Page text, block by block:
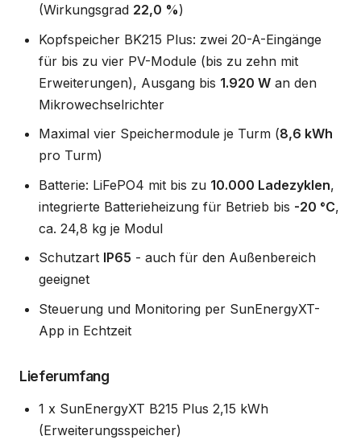
(Wirkungsgrad 22,0 %)
Kopfspeicher BK215 Plus: zwei 20-A-Eingänge
für bis zu vier PV-Module (bis zu zehn mit
Erweiterungen), Ausgang bis 1.920 W an den
Mikrowechselrichter
Maximal vier Speichermodule je Turm (8,6 kWh
pro Turm)
Batterie: LiFePO4 mit bis zu 10.000 Ladezyklen,
integrierte Batterieheizung für Betrieb bis -20 °C,
ca. 24,8 kg je Modul
Schutzart IP65 - auch für den Außenbereich
geeignet
Steuerung und Monitoring per SunEnergyXT-
App in Echtzeit
Lieferumfang
1 x SunEnergyXT B215 Plus 2,15 kWh
(Erweiterungsspeicher)